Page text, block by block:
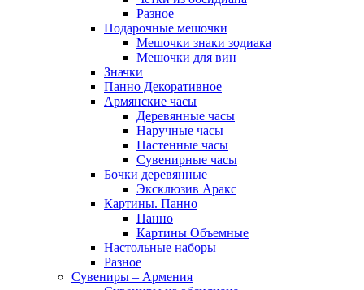
Разное
Подарочные мешочки
Мешочки знаки зодиака
Мешочки для вин
Значки
Панно Декоративное
Армянские часы
Деревянные часы
Наручные часы
Настенные часы
Сувенирные часы
Бочки деревянные
Эксклюзив Аракс
Картины. Панно
Панно
Картины Объемные
Настольные наборы
Разное
Сувениры – Армения